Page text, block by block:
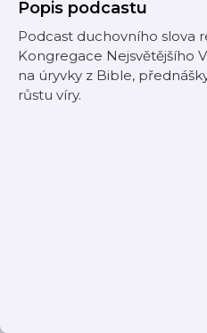
Popis podcastu
Podcast duchovního slova
Kongregace Nejsvětějšího
na úryvky z Bible,
růstu víry.